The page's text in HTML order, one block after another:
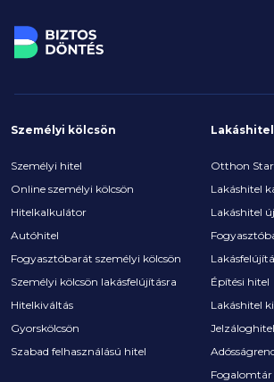
az induló kiadásokhoz olyan helyről
szerezni, ahonnan sokan nem is
Személyi kölcsön
Személyi hitel
Online személyi kölcsön
Hitelkalkulátor
Autóhitel
Fogyasztóbarát személyi kölcsön
Személyi kölcsön lakásfelújításra
Hitelkiváltás
Gyorskölcsön
Szabad felhasználású hitel
Lakáshitel
Otthon
Lakáshitel
Lakáshitel
Építési hitel
Lakáshitel
Fogalomtár